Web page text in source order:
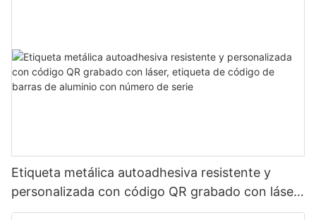
Etiqueta metálica autoadhesiva resistente y
personalizada con código QR grabado con láser,
etiqueta de código de barras de aluminio con